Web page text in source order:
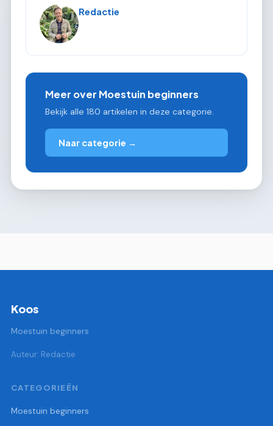
Redactie
Meer over Moestuin beginners
Bekijk alle 180 artikelen in deze categorie.
Naar categorie →
Koos
Moestuin beginners
Auteur: Redactie
CATEGORIEËN
Moestuin beginners